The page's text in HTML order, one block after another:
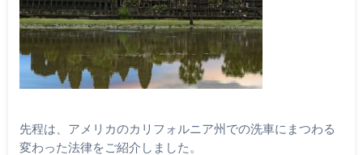
先程は、アメリカのカリフォルニア州での洗車にまつわる
変わった法律をご紹介しました。